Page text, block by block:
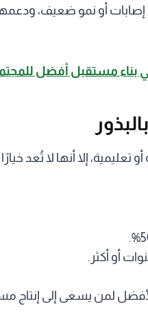
إصابات أو نمو ضعيف،
بناء مستقبل أفضل
إلا أنها لا تُعد خيارًا
لمن يسعى إلى إنتاج